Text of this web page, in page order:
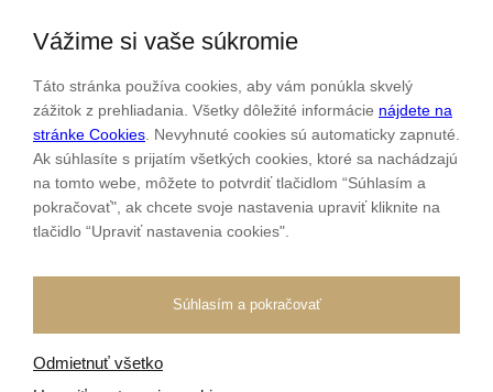
Personalizovaný šperk O nás
Kontakt
Sme rodinná firma a zameriavame sa na predaj hodiniek a
šperkov od roku 1994.
Pozrite sa na naše ďaľšie web stránky.
Všetky práva vyhradené
Vážime si vaše súkromie
Táto stránka používa cookies, aby vám ponúkla skvelý
zážitok z prehliadania. Všetky dôležité informácie nájdete na
stránke Cookies . Nevyhnuté cookies sú automaticky zapnuté.
Ak súhlasíte s prijatím všetkých cookies, ktoré sa nachádzajú
na tomto webe, môžete to potvrdiť tlačidlom “Súhlasím a
pokračovať", ak chcete svoje nastavenia upraviť kliknite na
tlačidlo “Upraviť nastavenia cookies".
Súhlasím a pokračovať
Odmietnuť všetko